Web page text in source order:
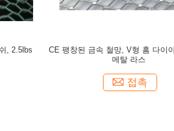
, 2.5lbs
CE 팽창된 금속 철망, V형 홈 다이
메탈 라스
접촉